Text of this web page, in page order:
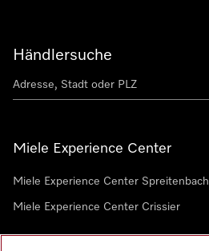
Händlersuche
Miele Experience Center
Miele Experience Center Spreitenbach
Miele Experience Center Crissier